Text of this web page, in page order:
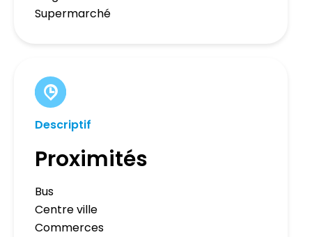
Supermarché
Descriptif
Proximités
Bus
Centre ville
Commerces